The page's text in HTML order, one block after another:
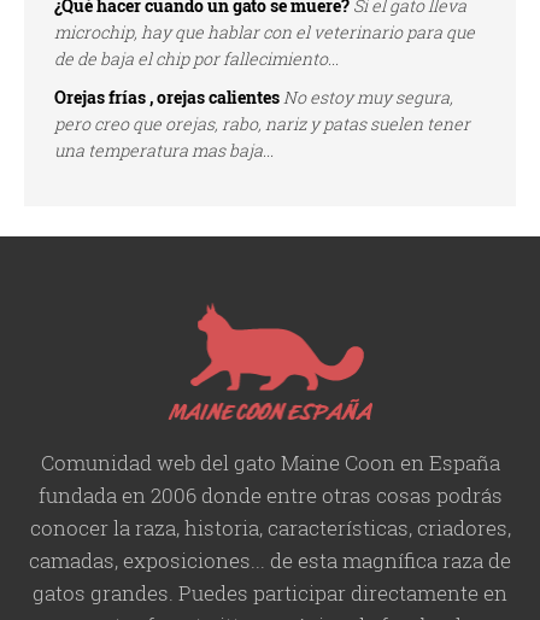
¿Qué hacer cuando un gato se muere? Si el gato lleva
microchip, hay que hablar con el veterinario para que
de de baja el chip por fallecimiento...
Orejas frías , orejas calientesNo estoy muy segura,
pero creo que orejas, rabo, nariz y patas suelen tener
una temperatura mas baja...
Comunidad web del gato Maine Coon en España
fundada en 2006 donde entre otras cosas podrás
conocer la raza, historia,características, criadores,
camadas, exposiciones... de esta magnífica raza de
gatos grandes. Puedes participar directamente en